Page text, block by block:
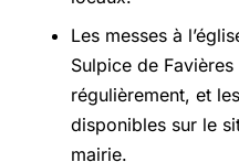
Les messes à
Sulpice de
régulièrement, et
disponibles sur le
mairie.